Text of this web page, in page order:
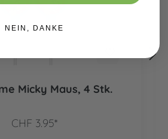
Micky Maus, 4 Stk.
CHF 3.95*
NEIN, DANKE